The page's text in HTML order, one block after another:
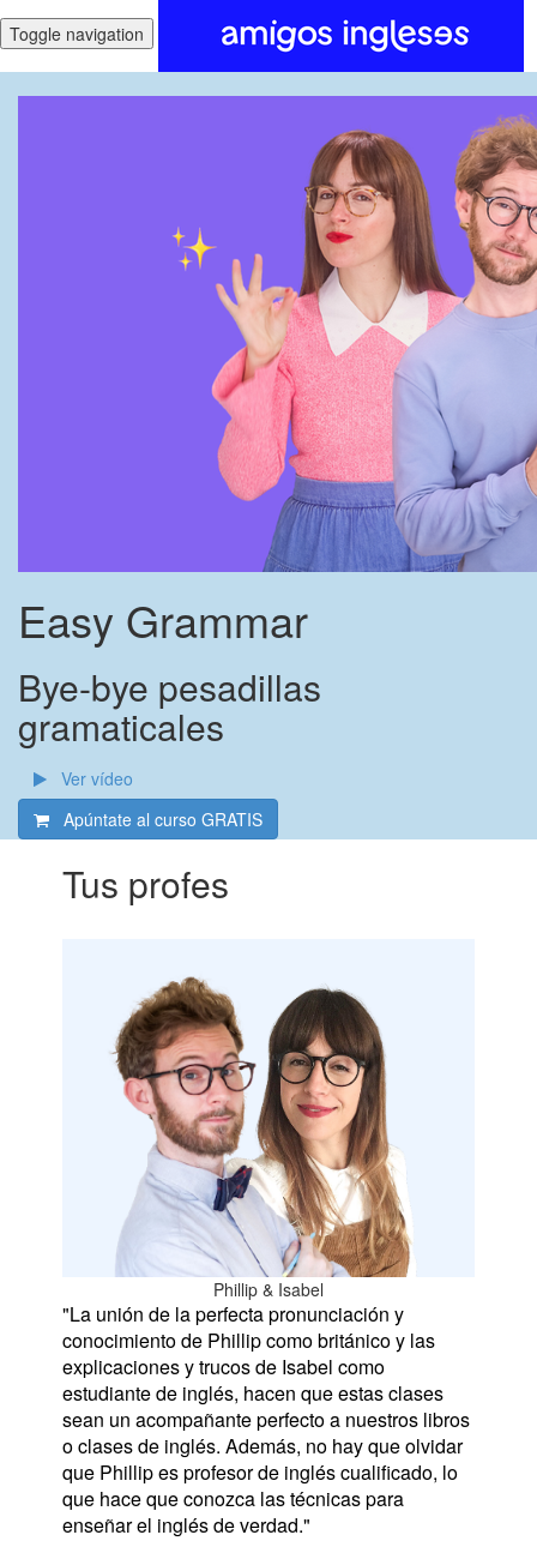
Toggle navigation
Easy Grammar
Bye-bye pesadillas
gramaticales
Ver vídeo
Apúntate al curso GRATIS
Tus profes
Phillip & Isabel
"La unión de la perfecta pronunciación y
conocimiento de Phillip como británico y las
explicaciones y trucos de Isabel como
estudiante de inglés, hacen que estas clases
sean un acompañante perfecto a nuestros libros
o clases de inglés. Además, no hay que olvidar
que Phillip es profesor de inglés cualificado, lo
que hace que conozca las técnicas para
enseñar el inglés de verdad."